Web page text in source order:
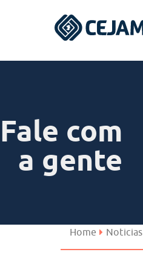
Fale com
a gente
Home Noticias